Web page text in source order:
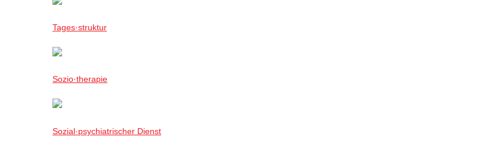
Tages·struktur
Sozio·therapie
Sozial·psychiatrischer Dienst